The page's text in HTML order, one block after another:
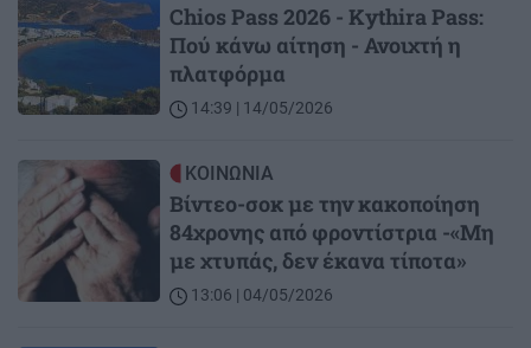
Chios Pass 2026 - Kythira Pass:
Πού κάνω αίτηση - Ανοιχτή η
πλατφόρμα
14:39 | 14/05/2026
Image ΚΟΙΝΩΝΙΑ
Βίντεο-σοκ με την κακοποίηση
84χρονης από φροντίστρια -«Μη
με χτυπάς, δεν έκανα τίποτα»
13:06 | 04/05/2026